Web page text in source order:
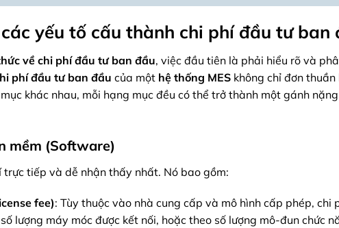
yếu tố cấu thành chi phí đầu tư ban
về chi phí đầu tư ban đầu, việc đầu tiên là phải hiểu rõ và
phí đầu tư ban đầu của một hệ thống MES không chỉ đơn
khác nhau, mỗi hạng mục đều có thể trở thành một gánh
mềm (Software)
tiếp và dễ nhận thấy nhất. Nó bao gồm:
fee): Tùy thuộc vào nhà cung cấp và mô hình cấp phép, chi
lượng máy móc được kết nối, hoặc theo số lượng mô-đun chức